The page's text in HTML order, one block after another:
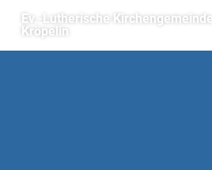
Ev.-Lutherische Kirchengemeinde
Kröpelin